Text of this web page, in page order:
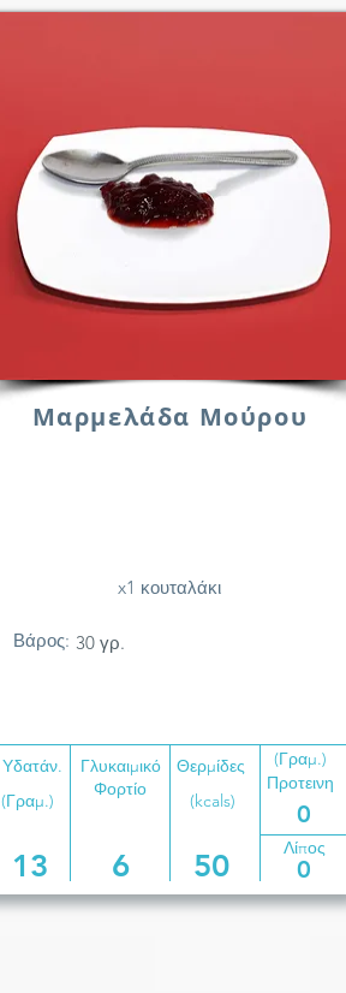
Μαρμελάδα Μούρου
x1 κουταλάκι
Βάρος: 30 γρ.
Υδατάν.
Γλυκαιμικό
Φορτίο
(Γραμ.)
Θερμίδες
(kcals)
Προτεινη
0
(Γραμ.)
13 6 50 Λίπος
0